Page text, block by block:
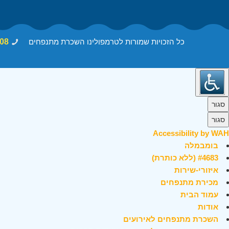
כל הזכויות שמורות לטרמפולינו השכרת מתנפחים
סגור
סגור
Accessibility by WAH
בומבמלה
#4683 (ללא כותרת)
איזורי-שירות
מכירת מתנפחים
עמוד הבית
אודות
השכרת מתנפחים לאירועים